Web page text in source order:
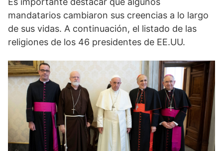
mandatarios cambiaron sus creencias a lo largo
de sus vidas. A continuación, el listado de las
religiones de los 46 presidentes de EE.UU.